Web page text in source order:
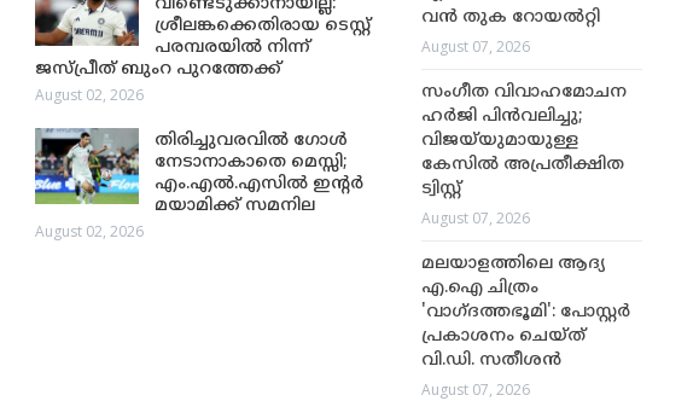
ശ്രീലങ്കക്കെതിരായ ടെസ്റ്റ്
പരമ്പരയിൽ നിന്ന്
ജസ്പ്രീത് ബുംറ പുറത്തേക്ക്
August 02, 2026
തിരിച്ചുവരവിൽ ഗോൾ
നേടാനാകാതെ മെസ്സി;
എം.എൽ.എസിൽ ഇന്റർ
മയാമിക്ക് സമനില
August 02, 2026
വൻ തുക റോയൽറ്റി
August 07, 2026
സംഗീത വിവാഹമോചന
ഹർജി പിൻവലിച്ചു;
വിജയ്‌യുമായുള്ള
കേസിൽ അപ്രതീക്ഷിത
ട്വിസ്റ്റ്
August 07, 2026
മലയാളത്തിലെ ആദ്യ
എ.ഐ ചിത്രം
'വാഗ്ദത്തഭൂമി': പോസ്റ്റർ
പ്രകാശനം ചെയ്ത്
വി.ഡി. സതീശൻ
August 07, 2026